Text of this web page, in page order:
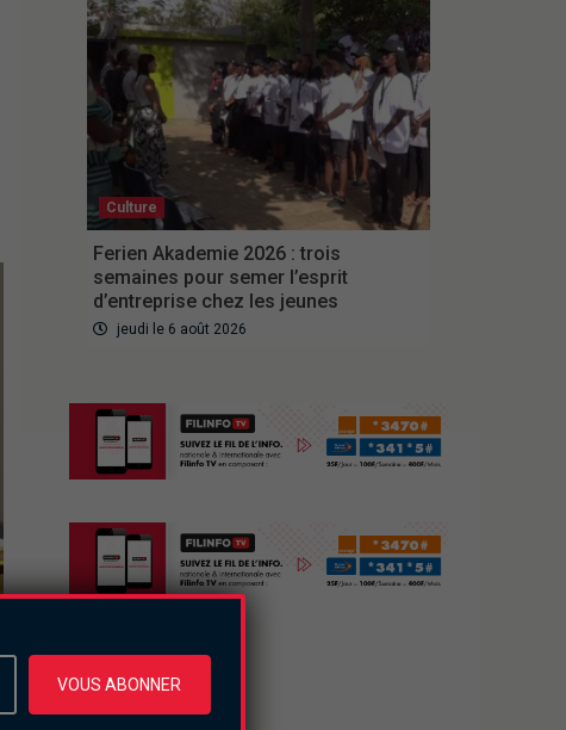
Culture
Ferien Akademie 2026 : trois
semaines pour semer l’esprit
d’entreprise chez les jeunes
jeudi le 6 août 2026
VOUS ABONNER